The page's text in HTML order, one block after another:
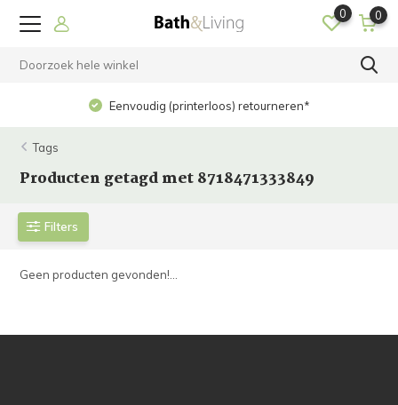
0 0
Eenvoudig (printerloos) retourneren*
Tags
Producten getagd met 8718471333849
Filters
Geen producten gevonden!...